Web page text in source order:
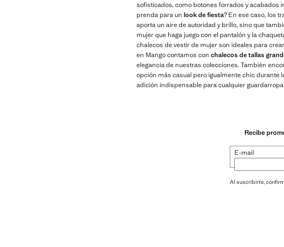
sofisticados, como botones forrados y acabados
prenda para un look de fiesta? En ese caso, los
aporta un aire de autoridad y brillo, sino que
mujer que haga juego con el pantalón y la
chalecos de vestir de mujer son ideales para
en Mango contamos con chalecos de tallas
elegancia de nuestras colecciones. También
opción más casual pero igualmente chic durante
adición indispensable para cualquier guardarropa.
Recibe
E-mail
Al suscribirte,